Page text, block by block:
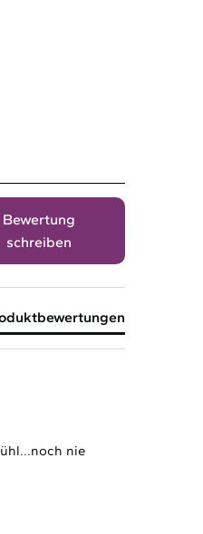
Bewertung
schreiben
nie